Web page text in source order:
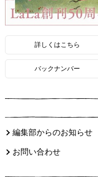
詳しくはこちら
バックナンバー
編集部からのお知らせ
お問い合わせ